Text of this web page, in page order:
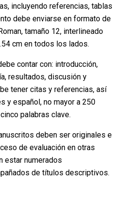
incluyendo referencias, tablas
debe enviarse en formato de
tamaño 12, interlineado
cm en todos los lados.
contar con: introducción,
resultados, discusión y
tener citas y referencias, así
y español, no mayor a 250
palabras clave.
deben ser originales e
de evaluación en otras
estar numerados
de títulos descriptivos.